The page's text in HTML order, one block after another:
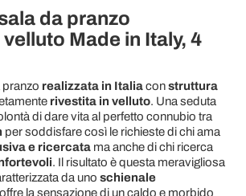
da pranzo
Made in Italy, 4
pranzo realizzata in Italiaconstruttura
rivestita in velluto. Una seduta
di dare vita al perfetto connubio tra
per soddisfare così le richieste di chi ama
e ricercatama anche di chi ricerca
. Il risultato è questa meravigliosa
da uno schienale
la sensazione di un caldo e morbido